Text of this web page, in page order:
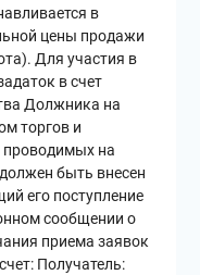
в
цены продажи
Для участия в
в счет
Должника на
торгов и
проводимых на
быть внесен
его поступление
сообщении о
приема заявок
Получатель: